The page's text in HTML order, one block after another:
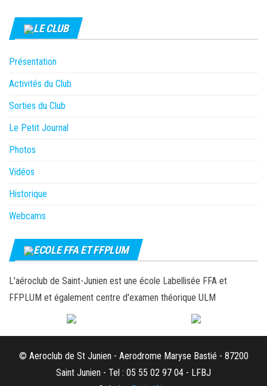
LE CLUB
Présentation
Activités du Club
Sorties du Club
Le Petit Journal
Photos
Vidéos
Historique
Webcams
ECOLE FFA ET FFPLUM
L'aéroclub de Saint-Junien est une école Labellisée FFA et
FFPLUM et également centre d'examen théorique ULM
© Aeroclub de St Junien - Aerodrome Maryse Bastié - 87200
Saint Junien - Tel : 05 55 02 97 04 - LFBJ